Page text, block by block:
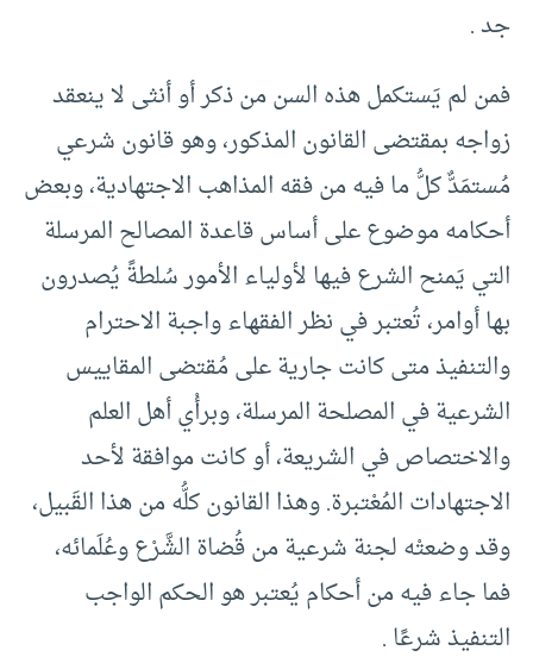
جد .
فمن لم يَستكمل هذه السن من ذكر أو أنثى لا ينعقد
زواجه بمقتضى القانون المذكور، وهو قانون شرعي
مُستمَدٌّ كلُّ ما فيه من فقه المذاهب الاجتهادية، وبعض
أحكامه موضوع على أساس قاعدة المصالح المرسلة
التي يَمنح الشرع فيها لأولياء الأمور سُلطةً يُصدرون
بها أوامر، تُعتبر في نظر الفقهاء واجبة الاحترام
والتنفيذ متى كانت جارية على مُقتضى المقاييس
الشرعية في المصلحة المرسلة، وبرأْي أهل العلم
والاختصاص في الشريعة، أو كانت موافقة لأحد
الاجتهادات المُعْتبرة. وهذا القانون كلُّه من هذا القَبيل،
وقد وضعتْه لجنة شرعية من قُضاة الشَّرْع وعُلَمائه،
فما جاء فيه من أحكام يُعتبر هو الحكم الواجب
التنفيذ شرعًا .